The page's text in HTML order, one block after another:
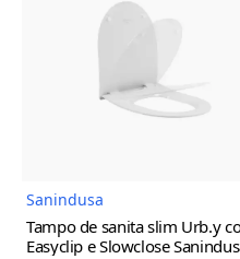
Sanindusa
Tampo de sanita slim Urb.y
Easyclip e Slowclose